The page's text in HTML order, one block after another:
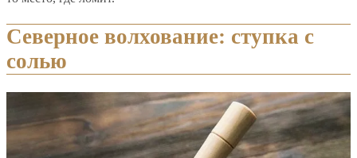
Северное волхование: ступка с
солью